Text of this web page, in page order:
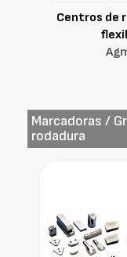
Centros de
Marcadoras /
rodadura